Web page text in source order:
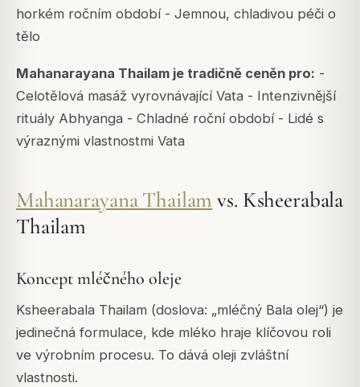
horkém ročním období - Jemnou, chladivou péči o
tělo
Mahanarayana Thailam je tradičně ceněn pro: -
Celotělová masáž vyrovnávající Vata - Intenzivnější
rituály Abhyanga - Chladné roční období - Lidé s
výraznými vlastnostmi Vata
Mahanarayana Thailam vs. Ksheerabala
Thailam
Koncept mléčného oleje
Ksheerabala Thailam (doslova: „mléčný Bala olej“) je
jedinečná formulace, kde mléko hraje klíčovou roli
ve výrobním procesu. To dává oleji zvláštní
vlastnosti.